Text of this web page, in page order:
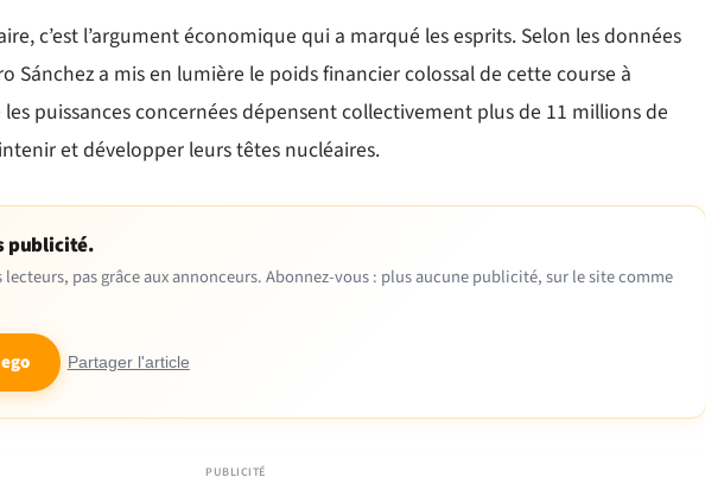
c’est l’argument économique qui a marqué les esprits. Selon les données
Sánchez a mis en lumière le poids financier colossal de cette course à
puissances concernées dépensent collectivement plus de 11 millions de
et développer leurs têtes nucléaires.
publicité.
lecteurs, pas grâce aux annonceurs. Abonnez-vous : plus aucune publicité, sur le site comme
Partager l'article